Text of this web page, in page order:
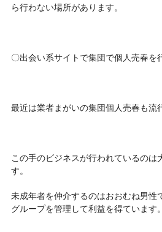
ら行わない場所があります。
〇出会い系サイトで集団で個人売春を
最近は業者まがいの集団個人売春も流
この手のビジネスが行われているのは
す。
未成年者を仲介するのはおおむね男性
グループを管理して利益を得ています。